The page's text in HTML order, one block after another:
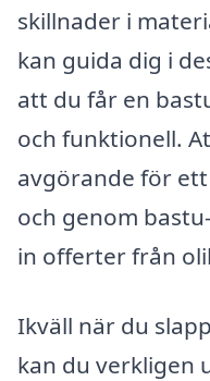
skillnader i
kan guida dig i
att du får en
och funktionell.
avgörande för
och genom
in offerter från
Ikväll när du
kan du verkligen